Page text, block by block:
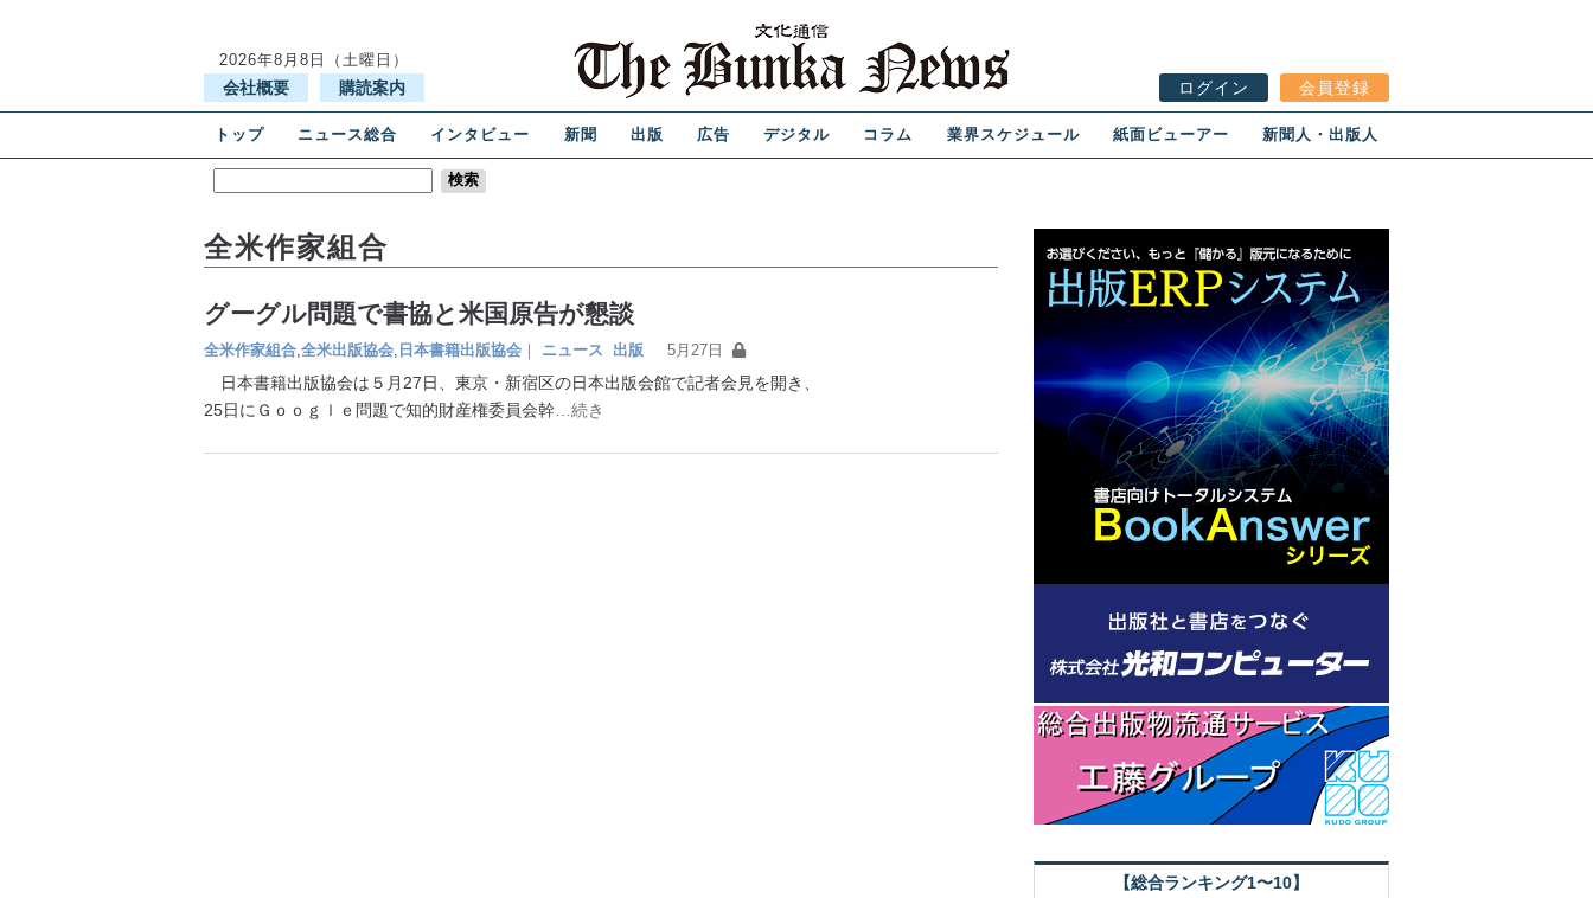
2026年8月8日（土曜日）
会社概要 購読案内 ログイン 会員登録
トップ ニュース総合 インタビュー 新聞 出版 広告 デジタル コラム 業界スケジュール 紙面ビューアー 新聞人・出版人
全米作家組合
グーグル問題で書協と米国原告が懇談
全米作家組合,全米出版協会, 日本書籍出版協会 ｜ ニュース 出版 5月27日
日本書籍出版協会は５月27日、東京・新宿区の日本出版会館で記者会見を開き、
25日にＧｏｏｇｌｅ問題で知的財産権委員会幹 …続き
【総合ランキング1〜10】